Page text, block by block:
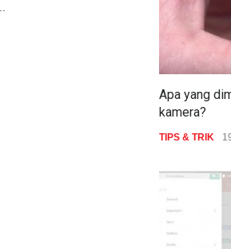
Apa yang
kamera?
TIPS & TRIK